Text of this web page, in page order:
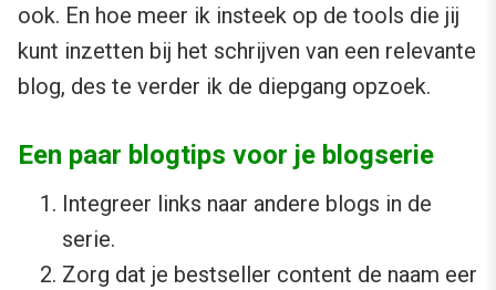
ook. En hoe meer ik insteek op de tools die jij
kunt inzetten bij het schrijven van een relevante
blog, des te verder ik de diepgang opzoek.
Een paar blogtips voor je blogserie
Integreer links naar andere blogs in de
serie.
Zorg dat je bestseller content de naam eer